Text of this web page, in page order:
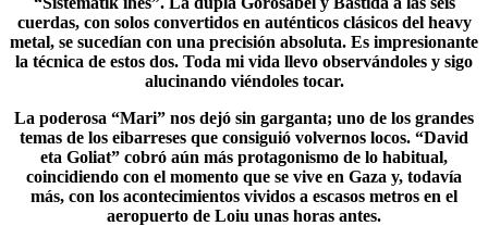
cuerdas, con solos convertidos en auténticos clásicos del heavy
metal, se sucedían con una precisión absoluta. Es impresionante
la técnica de estos dos. Toda mi vida llevo observándoles y sigo
alucinando viéndoles tocar.
La poderosa “Mari” nos dejó sin garganta; uno de los grandes
temas de los eibarreses que consiguió volvernos locos. “David
eta Goliat” cobró aún más protagonismo de lo habitual,
coincidiendo con el momento que se vive en Gaza y, todavía
más, con los acontecimientos vividos a escasos metros en el
aeropuerto de Loiu unas horas antes.